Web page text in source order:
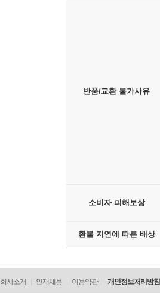
반품/교환 불가사유
소비자 피해보상
환불 지연에 따른 배상
회사소개 인재채용 이용약관 개인정보처리방침